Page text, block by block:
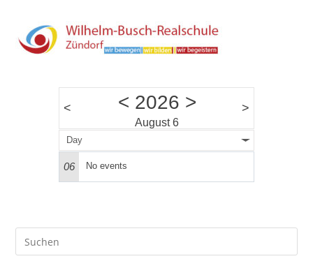
< < 2026 >
August 6
>
Day
06 No events